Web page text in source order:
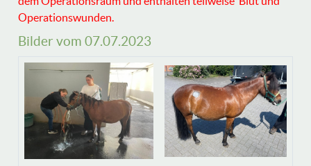
Operationswunden.
Bilder vom 07.07.2023